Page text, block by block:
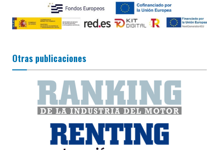
Otras publicaciones